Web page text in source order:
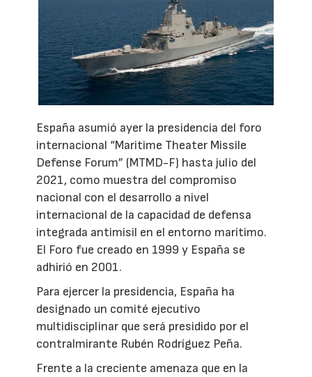
España asumió ayer la presidencia del foro
internacional “Maritime Theater Missile
Defense Forum” (MTMD-F) hasta julio del
2021, como muestra del compromiso
nacional con el desarrollo a nivel
internacional de la capacidad de defensa
integrada antimisil en el entorno marítimo.
El Foro fue creado en 1999 y España se
adhirió en 2001.
Para ejercer la presidencia, España ha
designado un comité ejecutivo
multidisciplinar que será presidido por el
contralmirante Rubén Rodríguez Peña.
Frente a la creciente amenaza que en la